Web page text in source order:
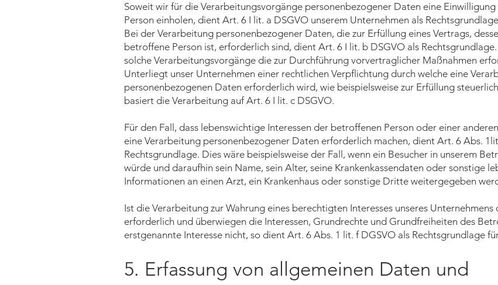
Soweit wir für die Verarbeitungsvorgänge personenbezogener Daten eine
Person einholen, dient Art. 6 I lit. a DSGVO unserem Unternehmen als
Bei der Verarbeitung personenbezogener Daten, die zur Erfüllung eines Vertrags,
betroffene Person ist, erforderlich sind, dient Art. 6 I lit. b DSGVO als
solche Verarbeitungsvorgänge die zur Durchführung vorvertraglicher Maßnahmen
Unterliegt unser Unternehmen einer rechtlichen Verpflichtung durch welche eine
personenbezogenen Daten erforderlich wird, wie beispielsweise zur Erfüllung
basiert die Verarbeitung auf Art. 6 I lit. c DSGVO.
Für den Fall, dass lebenswichtige Interessen der betroffenen Person oder einer
eine Verarbeitung personenbezogener Daten erforderlich machen, dient Art. 6 Abs.
Rechtsgrundlage. Dies wäre beispielsweise der Fall, wenn ein Besucher in unserem
würde und daraufhin sein Name, sein Alter, seine Krankenkassendaten oder sonstige
Informationen an einen Arzt, ein Krankenhaus oder sonstige Dritte weitergegeben
Ist die Verarbeitung zur Wahrung eines berechtigten Interesses unseres
erforderlich und überwiegen die Interessen, Grundrechte und Grundfreiheiten des
erstgenannte Interesse nicht, so dient Art. 6 Abs. 1 lit. f DGSVO als Rechtsgrundlage
5. Erfassung von allgemeinen Daten und